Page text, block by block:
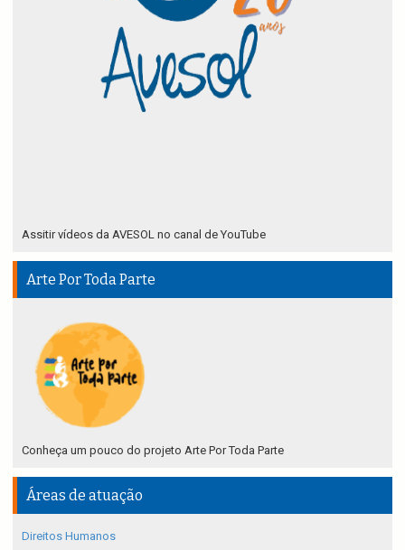
Assitir vídeos da AVESOL no canal de YouTube
Arte Por Toda Parte
Conheça um pouco do projeto Arte Por Toda Parte
Áreas de atuação
Direitos Humanos